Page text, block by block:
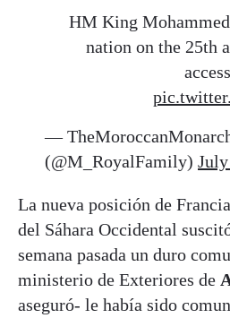
HM King
nation on the 25th
—
(@M_RoyalFamily)
La nueva posición de
del Sáhara Occidental
semana pasada un duro
ministerio de Exteriores de
aseguró- le había sido